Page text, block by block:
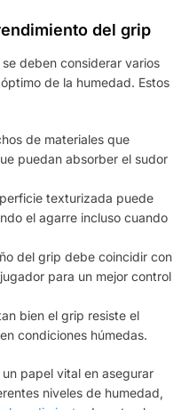
del grip
deben considerar varios
de la humedad. Estos
de materiales que
puedan absorber el sudor
texturizada puede
el agarre incluso cuando
del grip debe coincidir con
para un mejor control
bien el grip resiste el
condiciones húmedas.
papel vital en asegurar
niveles de humedad,